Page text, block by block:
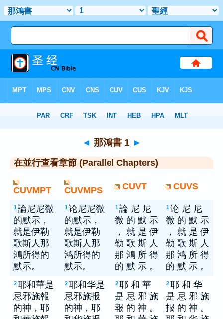
◄ 那鴻書 1 ►
在並行查看章節 (Parallel Chapters)
CUVMPT CUVMPS CUVT CUVS
1論尼尼微
的默示，
就是伊勒
歌斯人那
鴻所得的
默示。
1论尼尼微
的默示，
就是伊勒
歌斯人那
鸿所得的
默示。
1論 尼 尼
微 的 默 示
， 就 是 伊
勒 歌 斯 人
那 鴻 所 得
的 默 示 。
1论 尼 尼
微 的 默 示
， 就 是 伊
勒 歌 斯 人
那 鸿 所 得
的 默 示 。
2耶和華是
忌邪施報
的神，耶
2耶和华是
忌邪施报
的神，耶
2耶 和 華
是 忌 邪 施
報 的 神 。
2耶 和 华
是 忌 邪 施
报 的 神 。